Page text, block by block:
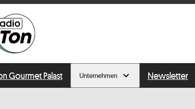
Gourmet Palast Unternehmen Newsletter